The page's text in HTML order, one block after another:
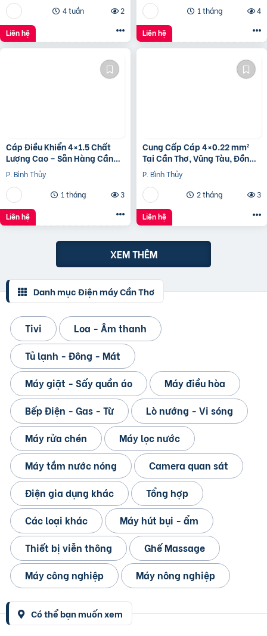
4 tuần
2
Liên hệ
1 tháng
4
Liên hệ
Cáp Điều Khiển 4×1.5 Chất
Lượng Cao – Sẵn Hàng Cần
Thơ, Long An, Bình Thuận
P. Bình Thủy
1 tháng
3
Liên hệ
Cung Cấp Cáp 4×0.22 mm²
Tại Cần Thơ, Vũng Tàu, Đồng
Nai – Giao Hàng Nhanh
P. Bình Thủy
2 tháng
3
Liên hệ
XEM THÊM
Danh mục Điện máy Cần Thơ
Tivi
Loa - Âm thanh
Tủ lạnh - Đông - Mát
Máy giặt - Sấy quần áo
Máy điều hòa
Bếp Điện - Gas - Từ
Lò nướng - Vi sóng
Máy rửa chén
Máy lọc nước
Máy tắm nước nóng
Camera quan sát
Điện gia dụng khác
Tổng hợp
Các loại khác
Máy hút bụi - ẩm
Thiết bị viễn thông
Ghế Massage
Máy công nghiệp
Máy nông nghiệp
Có thể bạn muốn xem